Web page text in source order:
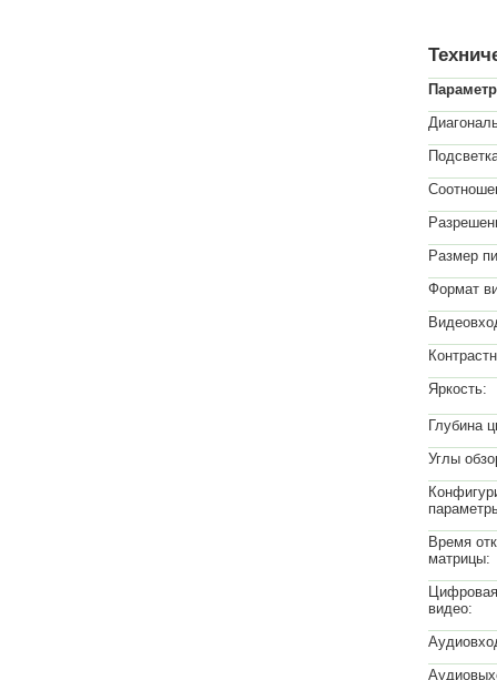
Размер
Формат
Яркость:
Глубина
Углы
Время
матрицы:
видео: